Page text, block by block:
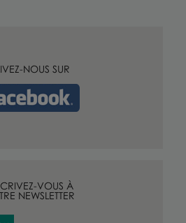
NOUS SUR
VOUS À
NEWSLETTER